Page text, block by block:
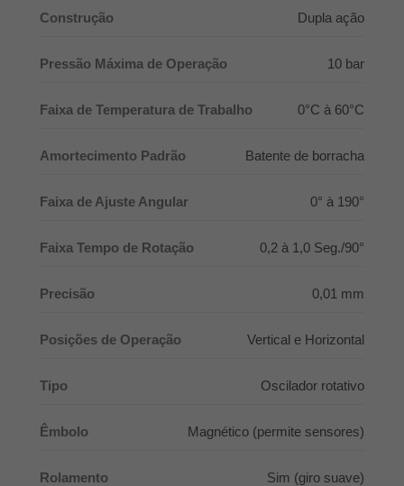
Construção Dupla ação
Pressão Máxima de Operação 10 bar
Faixa de Temperatura de Trabalho 0°C à 60°C
Amortecimento Padrão Batente de borracha
Faixa de Ajuste Angular 0° à 190°
Faixa Tempo de Rotação 0,2 à 1,0 Seg./90°
Precisão 0,01 mm
Posições de Operação Vertical e Horizontal
Tipo Oscilador rotativo
Êmbolo Magnético (permite sensores)
Rolamento Sim (giro suave)